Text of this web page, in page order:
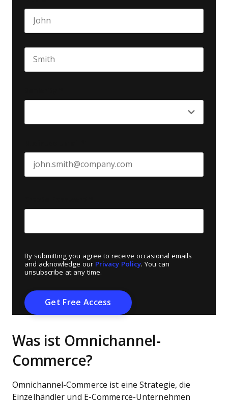
By submitting you agree to receive occasional emails
and acknowledge our Privacy Policy. You can
unsubscribe at any time.
Was ist Omnichannel-
Commerce?
Omnichannel-Commerce ist eine Strategie, die
Einzelhändler und E-Commerce-Unternehmen